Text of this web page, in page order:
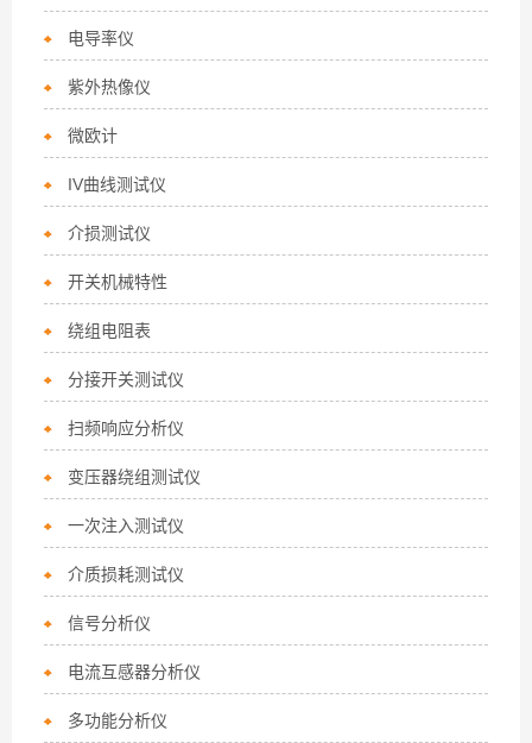
电导率仪
紫外热像仪
微欧计
IV曲线测试仪
介损测试仪
开关机械特性
绕组电阻表
分接开关测试仪
扫频响应分析仪
变压器绕组测试仪
一次注入测试仪
介质损耗测试仪
信号分析仪
电流互感器分析仪
多功能分析仪